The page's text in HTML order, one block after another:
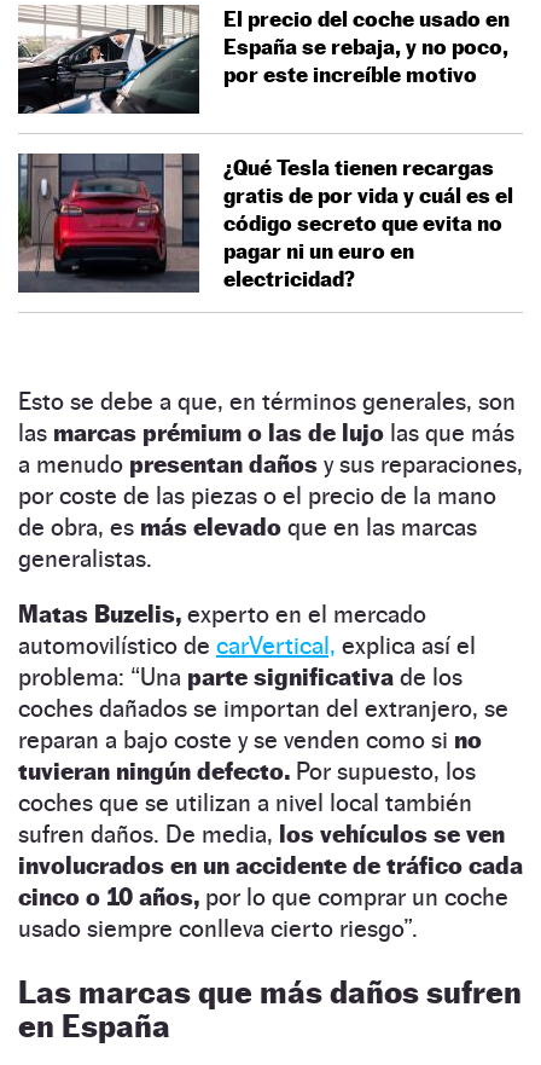
El precio del coche usado en
España se rebaja, y no poco,
por este increíble motivo
¿Qué Tesla tienen recargas
gratis de por vida y cuál es el
código secreto que evita no
pagar ni un euro en
electricidad?
Esto se debe a que, en términos generales, son
las marcas prémium o las de lujo las que más
a menudo presentan daños y sus reparaciones,
por coste de las piezas o el precio de la mano
de obra, es más elevado que en las marcas
generalistas.
Matas Buzelis, experto en el mercado
automovilístico de carVertical, explica así el
problema: “Una parte significativa de los
coches dañados se importan del extranjero, se
reparan a bajo coste y se venden como si no
tuvieran ningún defecto. Por supuesto, los
coches que se utilizan a nivel local también
sufren daños. De media, los vehículos se ven
involucrados en un accidente de tráfico cada
cinco o 10 años, por lo que comprar un coche
usado siempre conlleva cierto riesgo”.
Las marcas que más daños sufren
en España